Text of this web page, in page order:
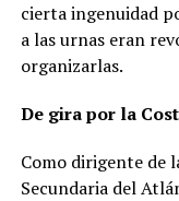
cierta ingenuidad
a las urnas eran
organizarlas.
De gira por la
Como dirigente de
Secundaria del